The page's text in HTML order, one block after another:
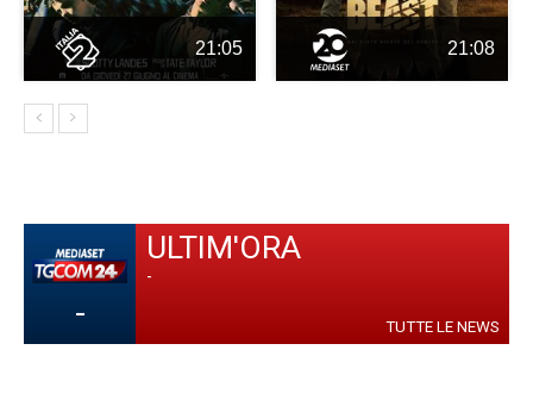
21:05 21:08
-
ULTIM'ORA
-
TUTTE LE NEWS